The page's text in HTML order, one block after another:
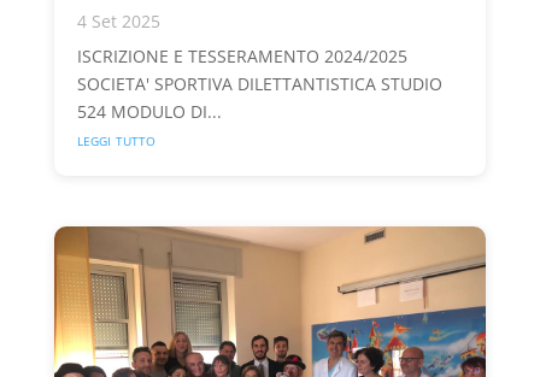
4 Set 2025
ISCRIZIONE E TESSERAMENTO 2024/2025
SOCIETA' SPORTIVA DILETTANTISTICA STUDIO
524 MODULO DI...
leggi tutto